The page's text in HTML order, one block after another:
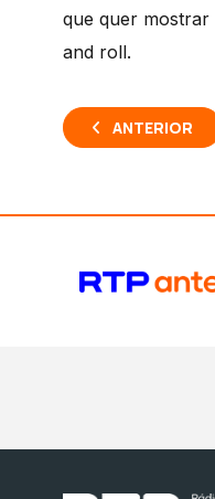
que quer
and roll.
ANTERIOR